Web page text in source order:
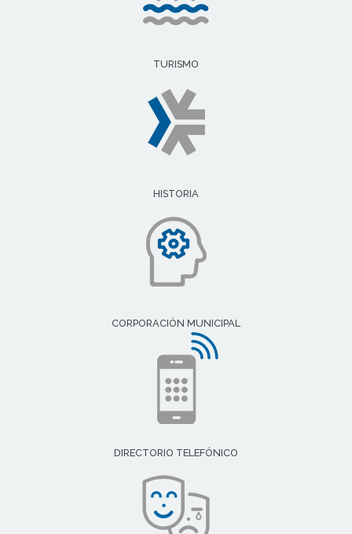
TURISMO
HISTORIA
CORPORACIÓN MUNICIPAL
DIRECTORIO TELEFÓNICO